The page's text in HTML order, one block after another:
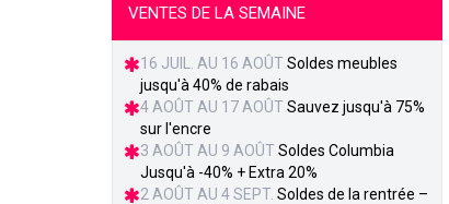
VENTES DE LA SEMAINE
16 JUIL. AU 16 AOÛT Soldes meubles
jusqu'à 40% de rabais
4 AOÛT AU 17 AOÛT Sauvez jusqu'à 75%
sur l'encre
3 AOÛT AU 9 AOÛT Soldes Columbia
Jusqu'à -40% + Extra 20%
2 AOÛT AU 4 SEPT. Soldes de la rentrée –